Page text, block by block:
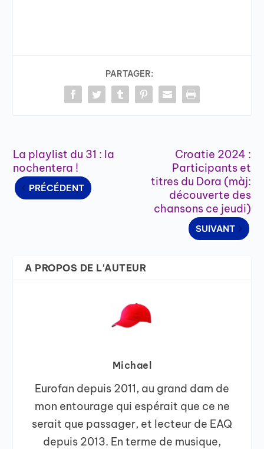
PARTAGER:
La playlist du 31 : la
nochentera !
PRÉCÉDENT
Croatie 2024 :
Participants et
titres du Dora (màj:
découverte des
chansons ce jeudi)
SUIVANT
A PROPOS DE L'AUTEUR
Michael
Eurofan depuis 2011, au grand dam de
mon entourage qui espérait que ce ne
serait que passager, et lecteur de EAQ
depuis 2013. En terme de musique,